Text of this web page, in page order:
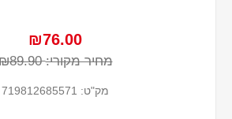
₪76.00
מחיר מקורי:
מק"ט: 719812685571